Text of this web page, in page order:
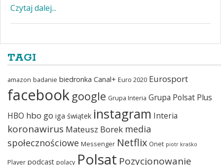
Czytaj dalej...
TAGI
amazon badanie biedronka Canal+ Euro 2020 Eurosport
facebook google Grupa Interia Grupa Polsat Plus
HBO hbo go iga świątek instagram Interia
koronawirus Mateusz Borek media
społecznościowe Messenger Netflix Onet piotr kraśko
Player podcast polacy Polsat Pozycjonowanie